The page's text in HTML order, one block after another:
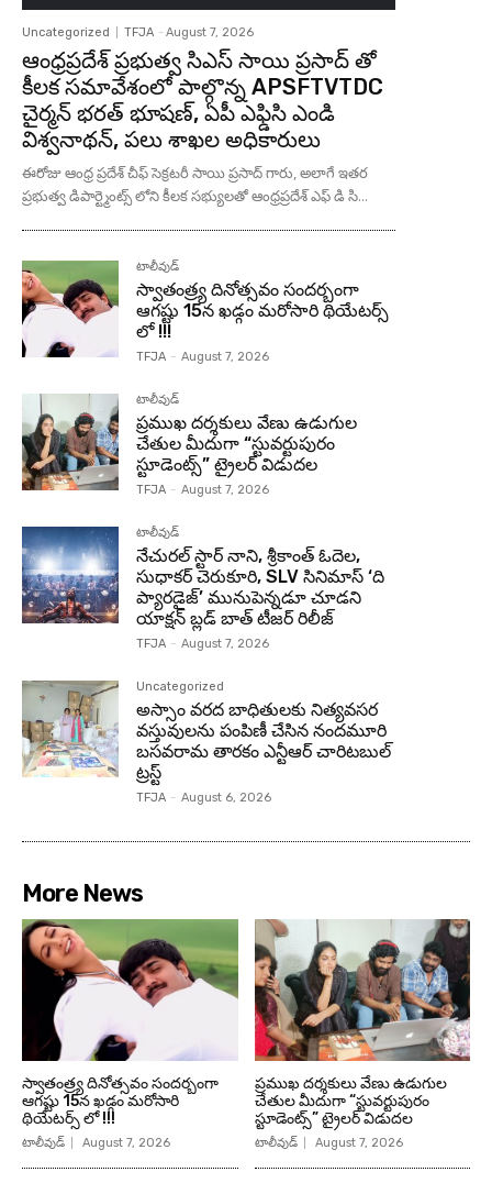
Uncategorized TFJA - August 7, 2026
ఆంధ్రప్రదేశ్ ప్రభుత్వ సిఎస్ సాయి ప్రసాద్ తో
కీలక సమావేశంలో పాల్గొన్న APSFTVTDC
చైర్మన్ భరత్ భూషణ్, ఏపీ ఎఫ్డిసి ఎండి
విశ్వనాథన్, పలు శాఖల అధికారులు
ఈరోజు ఆంధ్ర ప్రదేశ్ చీఫ్ సెక్రటరీ సాయి ప్రసాద్ గారు, అలాగే ఇతర
ప్రభుత్వ డిపార్ట్మెంట్స్ లోని కీలక సభ్యులతో ఆంధ్రప్రదేశ్ ఎఫ్ డి సి...
టాలీవుడ్
స్వాతంత్ర్య దినోత్సవం సందర్బంగా
ఆగష్టు 15న ఖడ్గం మరోసారి థియేటర్స్
లో !!!
TFJA - August 7, 2026
టాలీవుడ్
ప్రముఖ దర్శకులు వేణు ఉడుగుల
చేతుల మీదుగా “స్టువర్టుపురం
స్టూడెంట్స్” ట్రైలర్ విడుదల
TFJA - August 7, 2026
టాలీవుడ్
నేచురల్ స్టార్ నాని, శ్రీకాంత్ ఓదెల,
సుధాకర్ చెరుకూరి, SLV సినిమాస్ ‘ది
ప్యారడైజ్’ మునుపెన్నడూ చూడని
యాక్షన్ బ్లడ్ బాత్ టీజర్ రిలీజ్
TFJA - August 7, 2026
Uncategorized
అస్సాం వరద బాధితులకు నిత్యవసర
వస్తువులను పంపిణీ చేసిన నందమూరి
బసవరామ తారకం ఎన్టీఆర్ చారిటబుల్
ట్రస్ట్
TFJA - August 6, 2026
More News
స్వాతంత్ర్య దినోత్సవం సందర్బంగా
ఆగష్టు 15న ఖడ్గం మరోసారి
థియేటర్స్ లో !!!
టాలీవుడ్ August 7, 2026
ప్రముఖ దర్శకులు వేణు ఉడుగుల
చేతుల మీదుగా “స్టువర్టుపురం
స్టూడెంట్స్” ట్రైలర్ విడుదల
టాలీవుడ్ August 7, 2026